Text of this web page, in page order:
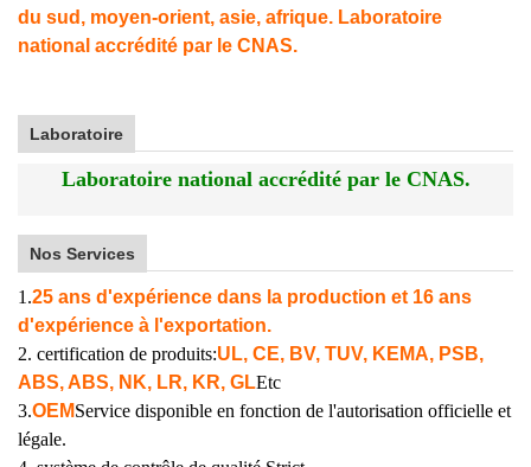
du sud, moyen-orient, asie, afrique. Laboratoire
national accrédité par le CNAS.
Laboratoire
Laboratoire national accrédité par le CNAS.
Nos Services
1.25 ans d'expérience dans la production et 16 ans
d'expérience à l'exportation.
2. certification de produits:UL, CE, BV, TUV, KEMA, PSB,
ABS, ABS, NK, LR, KR, GLEtc
3.OEMService disponible en fonction de l'autorisation officielle et
légale.